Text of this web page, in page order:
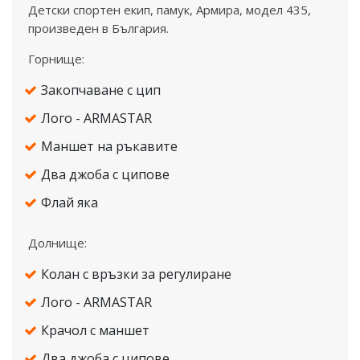
Детски спортен екип, памук, Армира, модел 435,
произведен в България.
Горнище:
Закопчаване с цип
Лого - ARMASTAR
Маншет на ръкавите
Два джоба с ципове
Флай яка
Долнище:
Колан с връзки за регулиране
Лого - ARMASTAR
Крачол с маншет